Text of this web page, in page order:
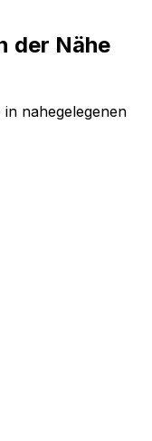
der Nähe
nahegelegenen